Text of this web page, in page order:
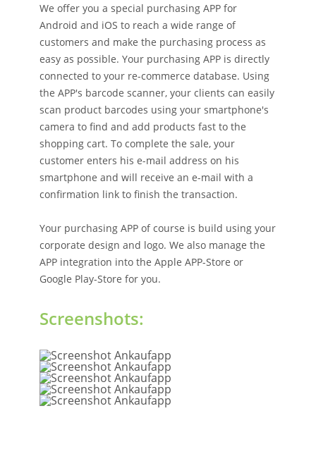
We offer you a special purchasing APP for
Android and iOS to reach a wide range of
customers and make the purchasing process as
easy as possible. Your purchasing APP is directly
connected to your re-commerce database. Using
the APP's barcode scanner, your clients can easily
scan product barcodes using your smartphone's
camera to find and add products fast to the
shopping cart. To complete the sale, your
customer enters his e-mail address on his
smartphone and will receive an e-mail with a
confirmation link to finish the transaction.
Your purchasing APP of course is build using your
corporate design and logo. We also manage the
APP integration into the Apple APP-Store or
Google Play-Store for you.
Screenshots: